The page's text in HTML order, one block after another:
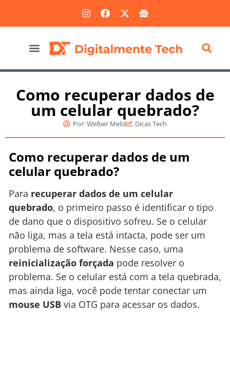
Como recuperar dados de
um celular quebrado?
Por:Welber Melo Dicas Tech
Como recuperar dados de um
celular quebrado?
Para recuperar dados de um celular
quebrado, o primeiro passo é identificar o tipo
de dano que o dispositivo sofreu. Se o celular
não liga, mas a tela está intacta, pode ser um
problema de software. Nesse caso, uma
reinicialização forçada pode resolver o
problema. Se o celular está com a tela quebrada,
mas ainda liga, você pode tentar conectar um
mouse USB via OTG para acessar os dados.